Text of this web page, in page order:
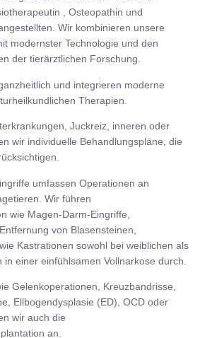
, Osteopathin und
Wir kombinieren unsere
modernster Technologie und den
der tierärztlichen Forschung.
und integrieren moderne
Therapien.
Juckreiz, inneren oder
wir individuelle Behandlungspläne, die
umfassen Operationen an
Wir führen
wie Magen-Darm-Eingriffe,
von Blasensteinen,
Kastrationen sowohl bei weiblichen als
einer einfühlsamen Vollnarkose durch.
Gelenkoperationen, Kreuzbandrisse,
Ellbogendysplasie (ED), OCD oder
wir auch die
an.